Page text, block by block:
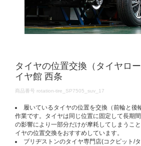
タイヤの位置交換（タイヤロ
イヤ館 西条
DETAILS
商品番号 rotation-tire_SP7505_suv_17
履いているタイヤの位置を交換（前輪と後
作業です。タイヤは同じ位置に固定して長期
の影響により一部分だけが摩耗してしまうこ
イヤの位置交換をおすすめしています。
ブリヂストンのタイヤ専門店(コクピット/